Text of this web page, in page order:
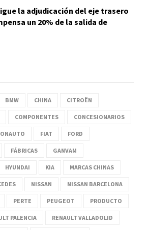
la adjudicación del eje trasero
un 20% de la salida de
BMW CHINA CITROËN
COMPONENTES CONCESIONARIOS
FIAT FORD
FÁBRICAS GANVAM
HYUNDAI KIA MARCAS CHINAS
NISSAN NISSAN BARCELONA
PERTE PEUGEOT PRODUCTO
PALENCIA RENAULT VALLADOLID